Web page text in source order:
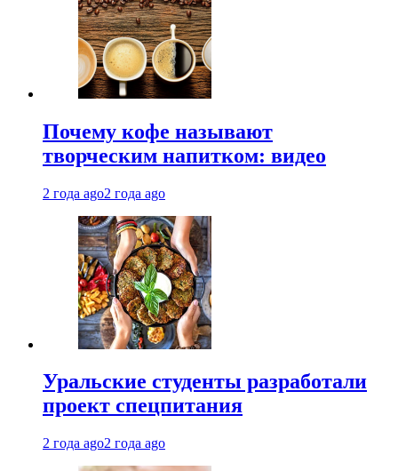
Почему кофе называют
творческим напитком: видео
2 года ago2 года ago
Уральские студенты разработали
проект спецпитания
2 года ago2 года ago